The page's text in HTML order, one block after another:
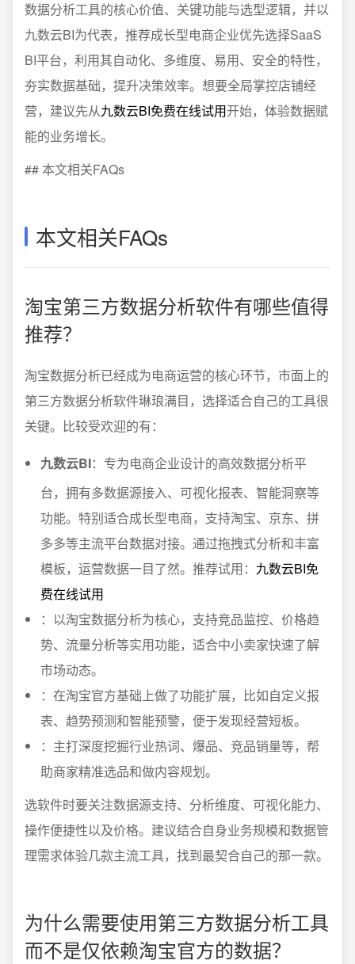
数据分析工具的核心价值、关键功能与选型逻辑，并以
九数云BI为代表，推荐成长型电商企业优先选择SaaS
BI平台，利用其自动化、多维度、易用、安全的特性，
夯实数据基础，提升决策效率。想要全局掌控店铺经
营，建议先从九数云BI免费在线试用开始，体验数据赋
能的业务增长。
## 本文相关FAQs
本文相关FAQs
淘宝第三方数据分析软件有哪些值得
推荐？
淘宝数据分析已经成为电商运营的核心环节，市面上的
第三方数据分析软件琳琅满目，选择适合自己的工具很
关键。比较受欢迎的有：
九数云BI：专为电商企业设计的高效数据分析平
台，拥有多数据源接入、可视化报表、智能洞察等
功能。特别适合成长型电商，支持淘宝、京东、拼
多多等主流平台数据对接。通过拖拽式分析和丰富
模板，运营数据一目了然。推荐试用： 九数云BI免
费在线试用
：以淘宝数据分析为核心，支持竞品监控、价格趋
势、流量分析等实用功能，适合中小卖家快速了解
市场动态。
：在淘宝官方基础上做了功能扩展，比如自定义报
表、趋势预测和智能预警，便于发现经营短板。
：主打深度挖掘行业热词、爆品、竞品销量等，帮
助商家精准选品和做内容规划。
选软件时要关注数据源支持、分析维度、可视化能力、
操作便捷性以及价格。建议结合自身业务规模和数据管
理需求体验几款主流工具，找到最契合自己的那一款。
为什么需要使用第三方数据分析工具
而不是仅依赖淘宝官方的数据？